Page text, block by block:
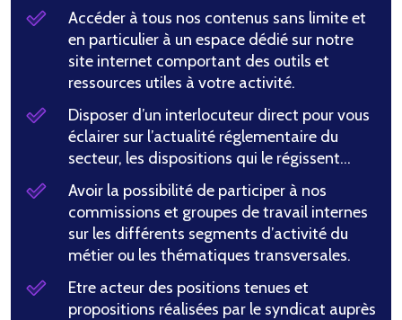
Accéder à tous nos contenus sans limite et
en particulier à un espace dédié sur notre
site internet comportant des outils et
ressources utiles à votre activité.
Disposer d’un interlocuteur direct pour vous
éclairer sur l’actualité réglementaire du
secteur, les dispositions qui le régissent…
Avoir la possibilité de participer à nos
commissions et groupes de travail internes
sur les différents segments d’activité du
métier ou les thématiques transversales.
Etre acteur des positions tenues et
propositions réalisées par le syndicat auprès